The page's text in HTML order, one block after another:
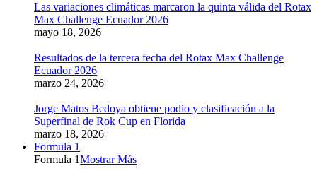
Las variaciones climáticas marcaron la quinta válida del Rotax
Max Challenge Ecuador 2026
mayo 18, 2026
Resultados de la tercera fecha del Rotax Max Challenge
Ecuador 2026
marzo 24, 2026
Jorge Matos Bedoya obtiene podio y clasificación a la
Superfinal de Rok Cup en Florida
marzo 18, 2026
Formula 1
Formula 1Mostrar Más